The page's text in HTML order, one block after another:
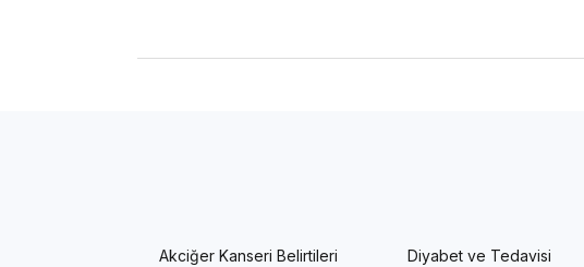
Akciğer Kanseri Belirtileri Diyabet ve Tedavisi